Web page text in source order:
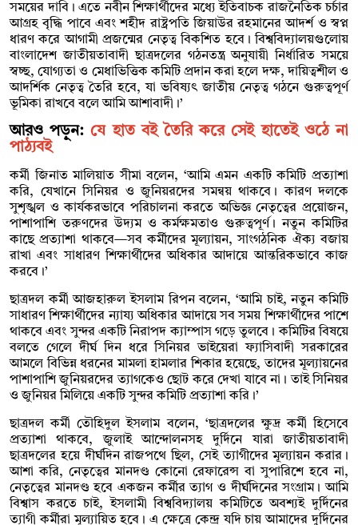
সময়ের দাবি। এতে নবীন শিক্ষার্থীদের মধ্যে ইতিবাচক রাজনৈতিক চর্চার
আগ্রহ বৃদ্ধি পাবে এবং শহীদ রাষ্ট্রপতি জিয়াউর রহমানের আদর্শ ও স্বপ্ন
ধারণ করে আগামী প্রজন্মের নেতৃত্ব বিকশিত হবে। বিশ্ববিদ্যালয়গুলোয়
বাংলাদেশ জাতীয়তাবাদী ছাত্রদলের গঠনতন্ত্র অনুযায়ী নির্ধারিত সময়ে
স্বচ্ছ, যোগ্যতা ও মেধাভিত্তিক কমিটি প্রদান করা হলে দক্ষ, দায়িত্বশীল ও
আদর্শিক নেতৃত্ব তৈরি হবে, যা ভবিষ্যৎ জাতীয় নেতৃত্ব গঠনে গুরুত্বপূর্ণ
ভূমিকা রাখবে বলে আমি আশাবাদী।’
আরও পড়ুন:যে হাত বই তৈরি করে সেই হাতেই ওঠে না
পাঠ্যবই
কর্মী জিনাত মালিয়াত সীমা বলেন, ‘আমি এমন একটি কমিটি প্রত্যাশা
করি, যেখানে সিনিয়র ও জুনিয়রদের সমন্বয় থাকবে। কারণ দলকে
সুশৃঙ্খল ও কার্যকরভাবে পরিচালনা করতে অভিজ্ঞ নেতৃত্বের প্রয়োজন,
পাশাপাশি তরুণদের উদ্যম ও কর্মক্ষমতাও গুরুত্বপূর্ণ। নতুন কমিটির
কাছে প্রত্যাশা থাকবে—সব কর্মীদের মূল্যায়ন, সাংগঠনিক ঐক্য বজায়
রাখা এবং সাধারণ শিক্ষার্থীদের অধিকার আদায়ে আন্তরিকভাবে কাজ
করবে।’
ছাত্রদল কর্মী আজহারুল ইসলাম রিপন বলেন, ‘আমি চাই, নতুন কমিটি
সাধারণ শিক্ষার্থীদের ন্যায্য অধিকার আদায়ে সব সময় শিক্ষার্থীদের পাশে
থাকবে এবং সুন্দর একটি নিরাপদ ক্যাম্পাস গড়ে তুলবে। কমিটির বিষয়ে
বলতে গেলে দীর্ঘ দিন ধরে সিনিয়র ভাইয়েরা ফ্যাসিবাদী সরকারের
আমলে বিভিন্ন ধরনের মামলা হামলার শিকার হয়েছে, তাদের মূল্যায়নের
পাশাপাশি জুনিয়রদের ত্যাগকেও ছোট করে দেখা যাবে না। তাই সিনিয়র
ও জুনিয়র মিলিয়ে একটি সুন্দর কমিটি প্রত্যাশা করি।’
ছাত্রদল কর্মী তৌহিদুল ইসলাম বলেন, ‘ছাত্রদলের ক্ষুদ্র কর্মী হিসেবে
প্রত্যাশা থাকবে, জুলাই আন্দোলনসহ দুর্দিনে যারা জাতীয়তাবাদী
ছাত্রদলের হয়ে দীর্ঘদিন রাজপথে ছিল, সেই ত্যাগীদের মূল্যায়ন করার।
আশা করি, নেতৃত্বের মানদণ্ড কোনো রেফারেন্স বা সুপারিশে হবে না,
নেতৃত্বের মানদণ্ড হবে একজন কর্মীর ত্যাগ ও দীর্ঘদিনের সংগ্রাম। আমি
বিশ্বাস করতে চাই, ইসলামী বিশ্ববিদ্যালয় কমিটিতে অবশ্যই দুর্দিনের
ত্যাগী কর্মীরা মূল্যায়িত হবে। এ ক্ষেত্রে কেন্দ্র যদি চায় আমাদের দুর্দিনের